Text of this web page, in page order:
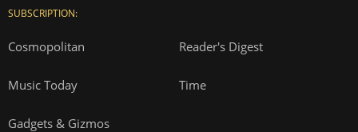
SUBSCRIPTION:
Cosmopolitan Reader's Digest
Music Today Time
Gadgets & Gizmos